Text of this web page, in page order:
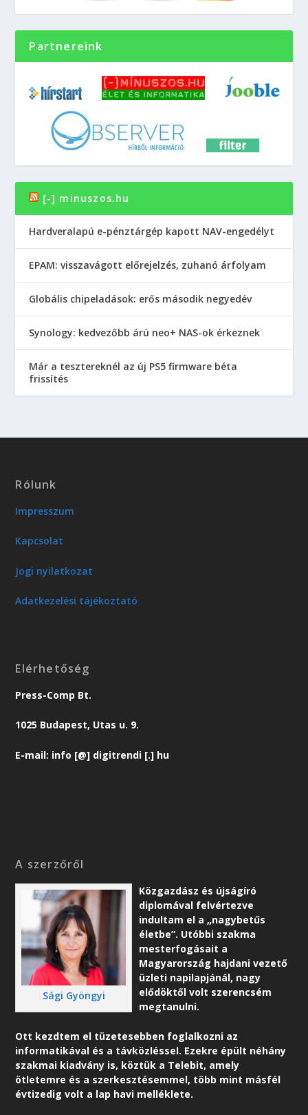
Partnereink
[-] minuszos.hu
Hardveralapú e-pénztárgép kapott NAV-engedélyt
EPAM: visszavágott előrejelzés, zuhanó árfolyam
Globális chipeladások: erős második negyedév
Synology: kedvezőbb árú neo+ NAS-ok érkeznek
Már a tesztereknél az új PS5 firmware béta
frissítés
Rólunk
Impresszum
Kapcsolat
Jogi nyilatkozat
Adatkezelési tájékoztató
Elérhetőség
Press-Comp Bt.
1025 Budapest, Utas u. 9.
E-mail: info [@] digitrendi [.] hu
A szerzőről
Sági Gyöngyi
Közgazdász és újságíró
diplomával felvértezve
indultam el a „nagybetűs
életbe”. Utóbbi szakma
mesterfogásait a
Magyarország hajdani vezető
üzleti napilapjánál, nagy
elődöktől volt szerencsém
megtanulni.
Ott kezdtem el tüzetesebben foglalkozni az
informatikával és a távközléssel. Ezekre épült néhány
szakmai kiadvány is, köztük a Telebit, amely
ötletemre és a szerkesztésemmel, több mint másfél
évtizedig volt a lap havi melléklete.